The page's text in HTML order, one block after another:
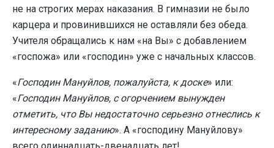
не на строгих мерах наказания. В гимназии не было
карцера и провинившихся не оставляли без обеда.
Учителя обращались к нам «на Вы» с добавлением
«госпожа» или «господин» уже с начальных классов.
«Господин Мануйлов, пожалуйста, к доске» или:
«Господин Мануйлов, с огорчением вынужден
отметить, что Вы недостаточно серьезно отнеслись к
интересному заданию». А «господину Мануйлову»